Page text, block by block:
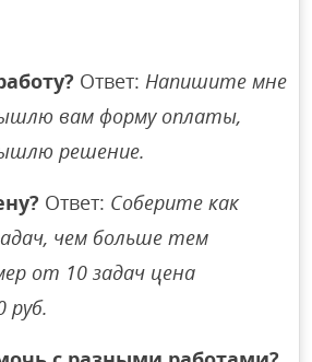
Ответ:Напишите мне
вам форму оплаты,
решение.
Ответ: Соберите как
чем больше тем
от 10 задач цена
руб.